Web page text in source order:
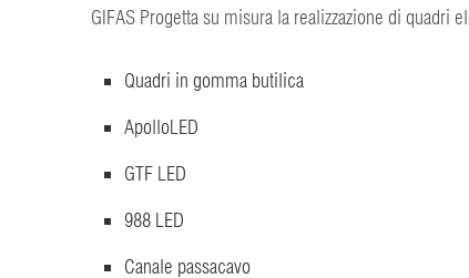
GIFAS Progetta su misura la realizzazione di
Quadri in gomma butilica
ApolloLED
GTF LED
988 LED
Canale passacavo